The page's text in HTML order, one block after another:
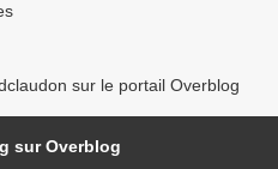
sur le portail Overblog
sur Overblog